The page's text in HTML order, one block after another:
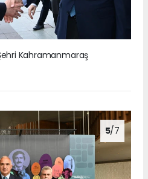
Kahramanmaraş
5/7